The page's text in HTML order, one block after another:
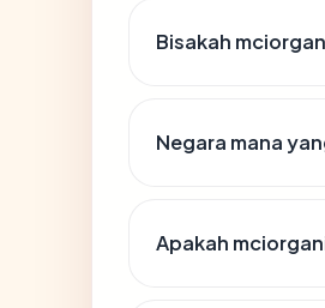
Bisakah
Negara mana
Apakah